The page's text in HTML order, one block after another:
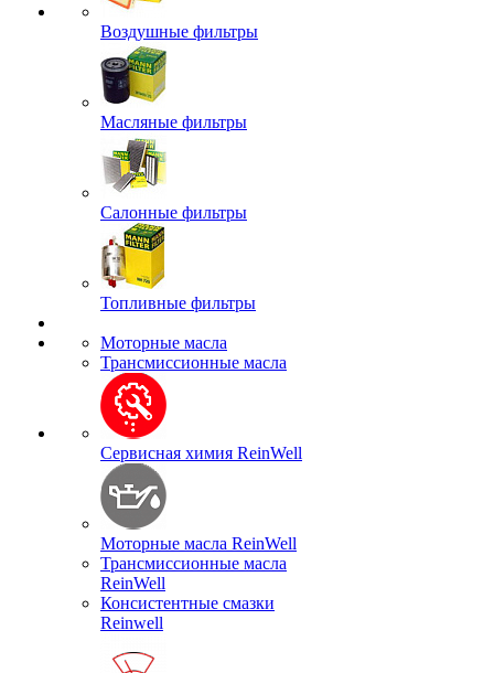
Воздушные фильтры
Масляные фильтры
Салонные фильтры
Топливные фильтры
Моторные масла
Трансмиссионные масла
Сервисная химия ReinWell
Моторные масла ReinWell
Трансмиссионные масла
ReinWell
Консистентные смазки
Reinwell